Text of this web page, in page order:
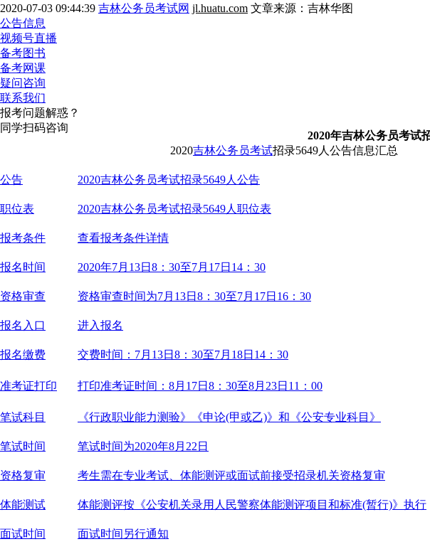
2020-07-03 09:44:39 吉林公务员考试网 jl.huatu.com 文章来源：吉林华图
公告信息
视频号直播
备考图书
备考网课
疑问咨询
联系我们
报考问题解惑？
同学扫码咨询
2020年吉林公务员考试
2020吉林公务员考试招录5649人公告信息汇总
公告 2020吉林公务员考试招录5649人公告
职位表 2020吉林公务员考试招录5649人职位表
报考条件 查看报考条件详情
报名时间 2020年7月13日8：30至7月17日14：30
资格审查 资格审查时间为7月13日8：30至7月17日16：30
报名入口 进入报名
报名缴费 交费时间：7月13日8：30至7月18日14：30
准考证打印 打印准考证时间：8月17日8：30至8月23日11：00
笔试科目 《行政职业能力测验》《申论(甲或乙)》和《公安专业科目》
笔试时间 笔试时间为2020年8月22日
资格复审 考生需在专业考试、体能测评或面试前接受招录机关资格复审
体能测试 体能测评按《公安机关录用人民警察体能测评项目和标准(暂行)》执行
面试时间 面试时间另行通知